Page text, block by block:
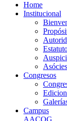
Home
Institucional
Congresos
Campus
AACOG